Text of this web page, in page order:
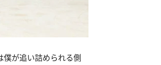
僕が追い詰められる側